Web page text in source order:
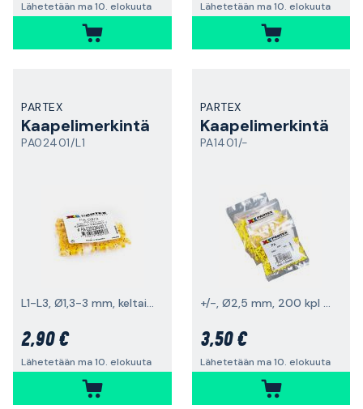
Lähetetään ma 10. elokuuta Lähetetään ma 10. elokuuta
PARTEX
Kaapelimerkintä
PA02401/L1
L1-L3, Ø1,3-3 mm, keltainen, 100 kpl
2,90 €
Lähetetään ma 10. elokuuta
PARTEX
Kaapelimerkintä
PA1401/-
+/-, Ø2,5 mm, 200 kpl pakkaus
3,50 €
Lähetetään ma 10. elokuuta